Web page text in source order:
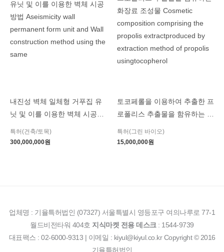
내진성 벽체 일체형 거푸집 유
닛 및 이를 이용한 벽체 시공방
form unit and Wall
특허(건축/토목)
300,000,000원
토코페롤을 이용하여 추출한 프
로폴리스 추출물을 함유하는 화
composition comprising the
특허(그린 바이오)
15,000,000원
업체명 : 기율특허법인 (07327) 서울특별시 영등포구 여의나루로 77-1
월드비전타워 404호 지식마켓 전용 데스크: 1544-9739
대표팩스 : 02-6000-9313 | 이메일 : kiyul@kiyul.co.kr Copyright © 2016
기율특허법인